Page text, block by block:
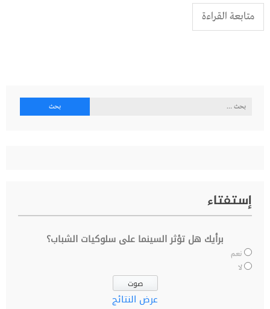
متابعة القراءة
البحث
إستفتاء
برأيك هل تؤثر السينما على سلوكيات الشباب؟
نعم
لا
عرض النتائج